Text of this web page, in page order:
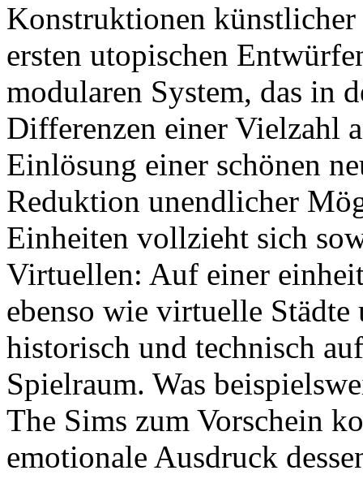
Konstruktionen künstlicher
ersten utopischen
modularen System, das in
Differenzen einer Vielzahl
Einlösung einer schönen
Reduktion unendlicher
Einheiten vollzieht sich
Virtuellen: Auf einer
ebenso wie virtuelle
historisch und technisch
Spielraum. Was
The Sims zum Vorschein
emotionale Ausdruck